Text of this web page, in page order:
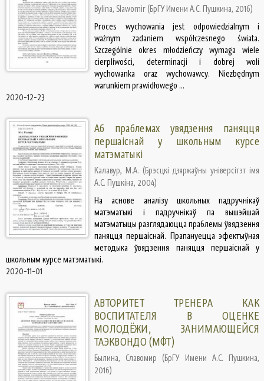
Bylina, Sławomir (БрГУ Имени А.С. Пушкина, 2016)
Proces wychowania jest odpowiedzialnym i
ważnym zadaniem współczesnego świata.
Szczególnie okres młodzieńczy wymaga wiele
cierpliwości, determinacji i dobrej woli
wychowanka oraz wychowawcy. Niezbędnym
warunkiem prawidłowego ...
2020-12-23
Аб праблемах увядзення паняцця
першаіснай у школьным курсе
матэматыкі
Калавур, М.А. (Брэсцкі дзяржаўны універсітэт імя
А.С. Пушкіна, 2004)
На аснове аналізу школьных падручнікаў
матэматыкі і падручнікаў па вышэйшай
матэматыцы разглядаюцца праблемы ўвядзення
паняцця першаіснай. Прапануецца эфектыўная
методыка ўвядзення паняцця першаіснай у
школьным курсе матэматыкі.
2020-11-01
АВТОРИТЕТ ТРЕНЕРА КАК
ВОСПИТАТЕЛЯ В ОЦЕНКЕ
МОЛОДЁЖИ, ЗАНИМАЮЩЕЙСЯ
ТАЭКВОНДО (МФТ)
Былина, Славомир (БрГУ Имени А.С. Пушкина,
2016)